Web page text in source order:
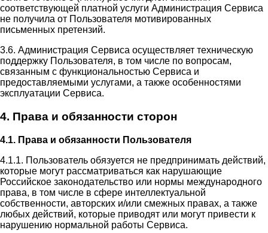
соответствующей платной услуги Администрация Сервиса
не получила от Пользователя мотивированных
письменных претензий.
3.6. Администрация Сервиса осуществляет техническую
поддержку Пользователя, в том числе по вопросам,
связанным с функциональностью Сервиса и
предоставляемыми услугами, а также особенностями
эксплуатации Сервиса.
4. Права и обязанности сторон
4.1. Права и обязанности Пользователя
4.1.1. Пользователь обязуется не предпринимать действий,
которые могут рассматриваться как нарушающие
Российское законодательство или нормы международного
права, в том числе в сфере интеллектуальной
собственности, авторских и/или смежных правах, а также
любых действий, которые приводят или могут привести к
нарушению нормальной работы Сервиса.